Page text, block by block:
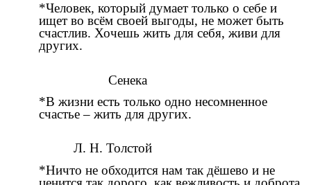
*Человек, который думает только о себе и
ищет во всём своей выгоды, не может быть
счастлив. Хочешь жить для себя, живи для
других.
Сенека
*В жизни есть только одно несомненное
счастье – жить для других.
Л. Н. Толстой
*Ничто не обходится нам так дёшево и не